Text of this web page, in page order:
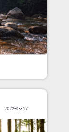
2022-03-17